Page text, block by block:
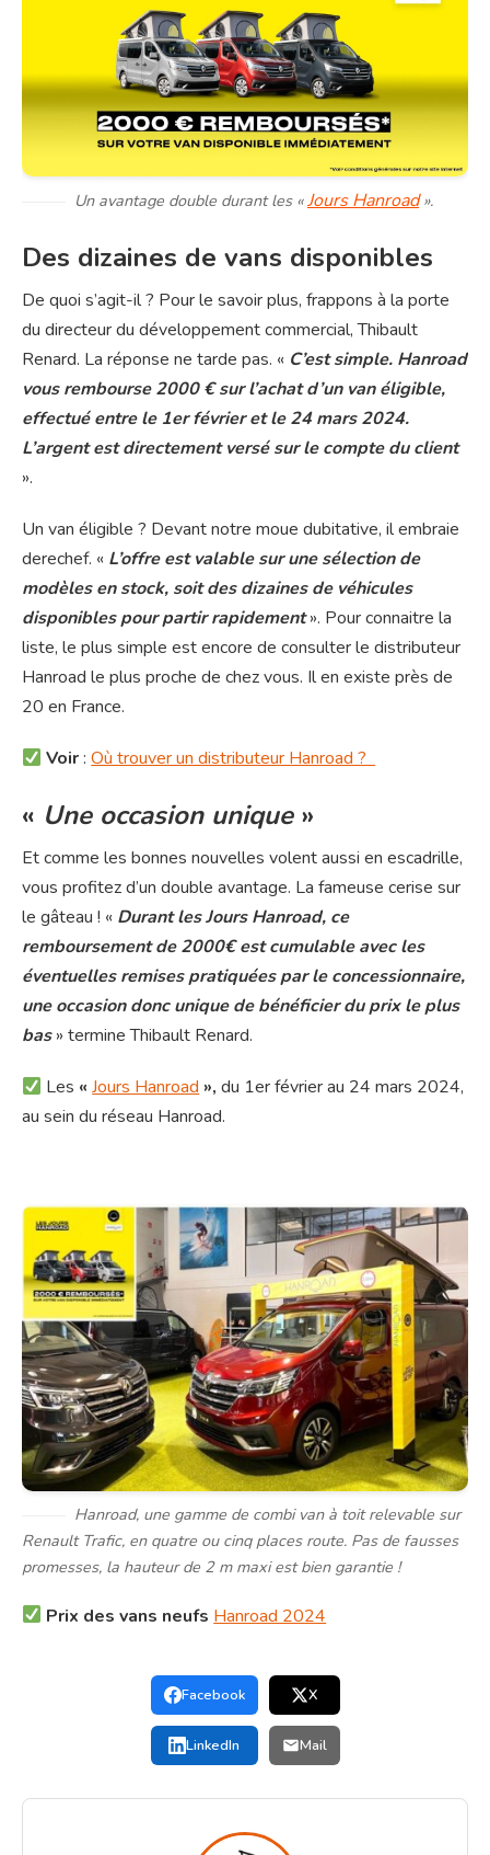
Un avantage double durant les «Jours Hanroad».
Des dizaines de vans disponibles
De quoi s’agit-il ? Pour le savoir plus, frappons à la porte
du directeur du développement commercial, Thibault
Renard. La réponse ne tarde pas. « C’est simple. Hanroad
vous rembourse 2000 € sur l’achat d’un van éligible,
effectué entre le 1er février et le 24 mars 2024.
L’argent est directement versé sur le compte du client
».
Un van éligible ? Devant notre moue dubitative, il embraie
derechef. « L’offre est valable sur une sélection de
modèles en stock, soit des dizaines de véhicules
disponibles pour partir rapidement». Pour connaitre la
liste, le plus simple est encore de consulter le distributeur
Hanroad le plus proche de chez vous. Il en existe près de
20 en France.
Voir:Où trouver un distributeur Hanroad ?
« Une occasion unique»
Et comme les bonnes nouvelles volent aussi en escadrille,
vous profitez d’un double avantage. La fameuse cerise sur
le gâteau ! « Durant les Jours Hanroad, ce
remboursement de 2000€ est cumulable avec les
éventuelles remises pratiquées par le concessionnaire,
une occasion donc unique de bénéficier du prix le plus
bas» termine Thibault Renard.
Les «Jours Hanroad »,du 1er février au 24 mars 2024,
au sein du réseau Hanroad.
Hanroad, une gamme de combi van à toit relevable sur
Renault Trafic, en quatre ou cinq places route. Pas de fausses
promesses, la hauteur de 2 m maxi est bien garantie !
Prix des vans neufs Hanroad 2024
Facebook X
LinkedIn Mail